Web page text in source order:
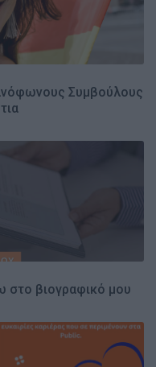
Συμβούλους
στο βιογραφικό μου